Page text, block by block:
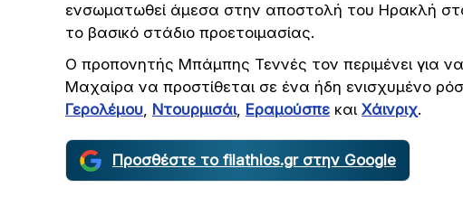
ενσωματωθεί άμεσα στην αποστολή του Ηρακλή
το βασικό στάδιο προετοιμασίας.
Ο προπονητής Μπάμπης Τεννές τον περιμένει για
Μαχαίρα να προστίθεται σε ένα ήδη ενισχυμένο
Γερολέμου, Ντουρμισάι, Εραμούσπε και Χάινριχ.
Προσθέστε το filathlos.gr στην Google